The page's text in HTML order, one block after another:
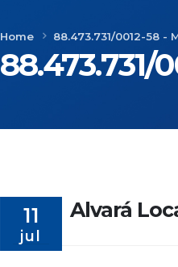
Home 88.473.731/0012-58 -
88.473.731/
11
jul
Alvará